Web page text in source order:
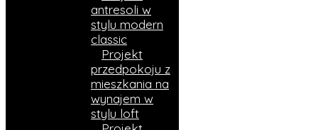
antresoli w
stylu modern
classic
Projekt
przedpokoju z
mieszkania na
wynajem w
stylu loft